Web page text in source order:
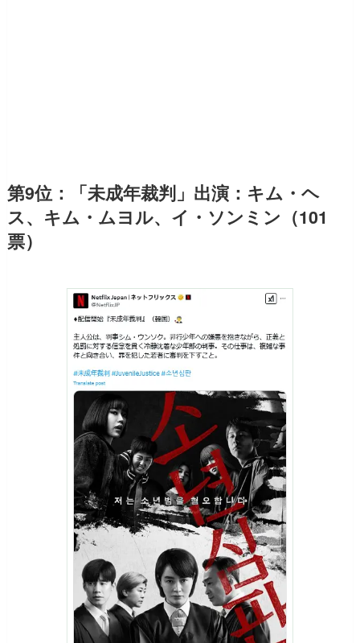
第9位：「未成年裁判」出演：キム・ヘ
ス、キム・ムヨル、イ・ソンミン（101
票）